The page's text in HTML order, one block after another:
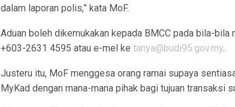
dalam laporan polis,” kata MoF.
Aduan boleh dikemukakan kepada BMCC pada bila-
+603-2631 4595 atau e-mel ketanya@budi95.gov.my.
Justeru itu, MoF menggesa orang ramai supaya
MyKad dengan mana-mana pihak bagi tujuan transaksi